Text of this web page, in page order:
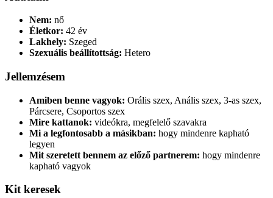
Nem: nő
Életkor: 42 év
Lakhely: Szeged
Szexuális beállítottság: Hetero
Jellemzésem
Amiben benne vagyok: Orális szex, Anális szex, 3-as szex,
Párcsere, Csoportos szex
Mire kattanok: videókra, megfelelő szavakra
Mi a legfontosabb a másikban: hogy mindenre kapható
legyen
Mit szeretett bennem az előző partnerem: hogy mindenre
kapható vagyok
Kit keresek